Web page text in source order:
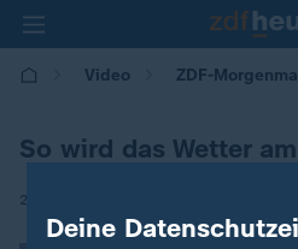
Video ZDF-
So wird das Wetter
28.05.2026 | 05:30
Deine